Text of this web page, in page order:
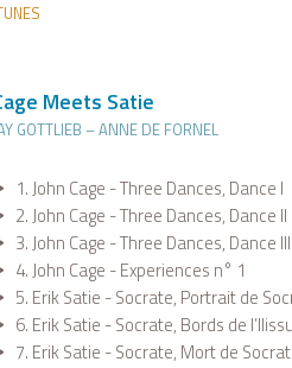
Meets Satie
GOTTLIEB – ANNE DE FORNEL
1. John Cage - Three Dances, Dance I
2. John Cage - Three Dances, Dance II
3. John Cage - Three Dances, Dance III
4. John Cage - Experiences n° 1
5. Erik Satie - Socrate, Portrait de
6. Erik Satie - Socrate, Bords de
7. Erik Satie - Socrate, Mort de